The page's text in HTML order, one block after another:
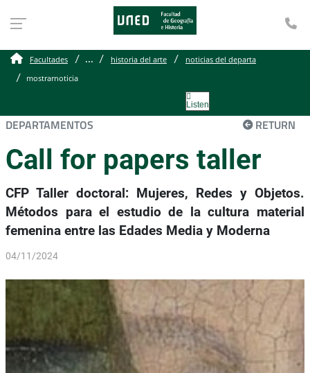
Facultades ... historia del arte
noticias del departa
mostrarnoticia
Listen
DEPARTAMENTOS RETURN
Call for papers taller
CFP Taller doctoral: Mujeres, Redes y Objetos.
Métodos para el estudio de la cultura material
femenina entre las Edades Media y Moderna
04/11/2024